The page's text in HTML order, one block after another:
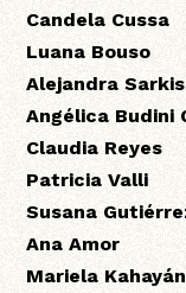
Candela Cussa
Luana Bouso
Alejandra
Angélica Budini
Claudia Reyes
Patricia Valli
Susana
Ana Amor
Mariela Kahayán